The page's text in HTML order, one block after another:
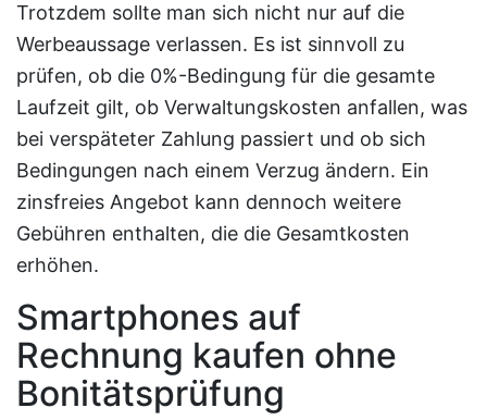
Trotzdem sollte man sich nicht nur auf die
Werbeaussage verlassen. Es ist sinnvoll zu
prüfen, ob die 0%-Bedingung für die gesamte
Laufzeit gilt, ob Verwaltungskosten anfallen, was
bei verspäteter Zahlung passiert und ob sich
Bedingungen nach einem Verzug ändern. Ein
zinsfreies Angebot kann dennoch weitere
Gebühren enthalten, die die Gesamtkosten
erhöhen.
Smartphones auf
Rechnung kaufen ohne
Bonitätsprüfung